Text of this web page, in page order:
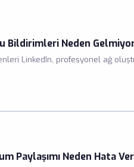
Bildirimleri Neden
LinkedIn, profesyonel ağ
Paylaşımı Neden Hata